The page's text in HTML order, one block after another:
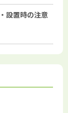
設置時の注意